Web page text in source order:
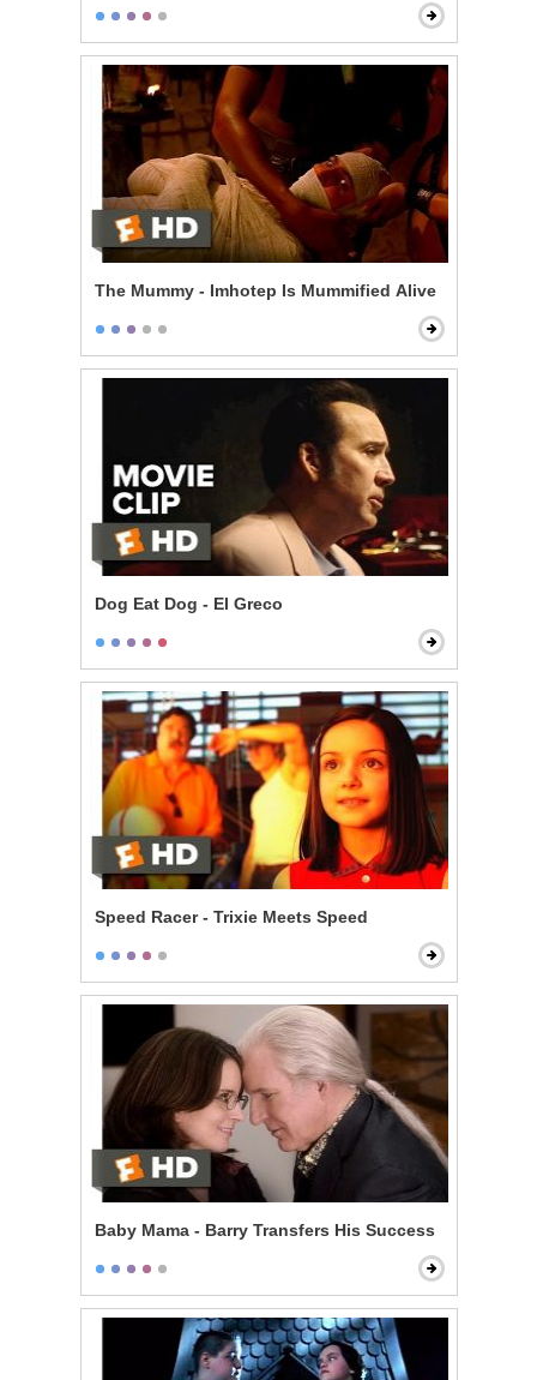
The Mummy - Imhotep Is Mummified Alive
Dog Eat Dog - El Greco
Speed Racer - Trixie Meets Speed
Baby Mama - Barry Transfers His Success